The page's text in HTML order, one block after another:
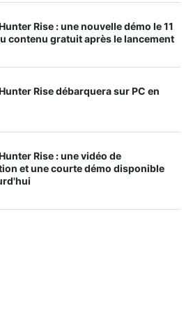
Tiny Tina's
Wonderlands
Rise : une nouvelle démo le 11
contenu gratuit après le lancement
Rise débarquera sur PC en
Rise : une vidéo de
et une courte démo disponible